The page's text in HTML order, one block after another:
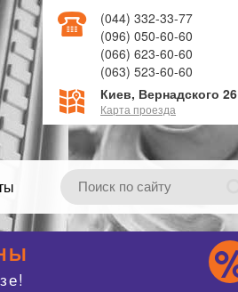
(044) 332-33-77
(096) 050-60-60
(066) 623-60-60
(063) 523-60-60
Киев, Вернадского 26
Карта проезда